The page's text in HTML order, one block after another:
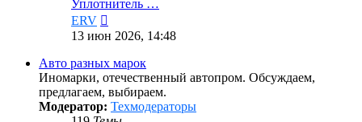
Уплотнитель …
ERV
к
последнему
сообщению
13 июн 2026, 14:48
Авто разных марок
Иномарки, отечественный автопром. Обсуждаем,
предлагаем, выбираем.
Модератор: Техмодераторы